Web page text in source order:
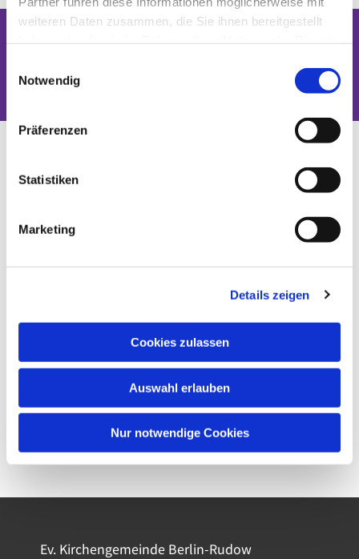
weiteren Daten zusammen, die Sie ihnen bereitgestellt
Notwendig
Präferenzen
Statistiken
Marketing
Details zeigen
Cookies zulassen
Auswahl erlauben
Nur notwendige Cookies
Dies könnte Sie auch interessieren
Ev. Kirchengemeinde Berlin-Rudow